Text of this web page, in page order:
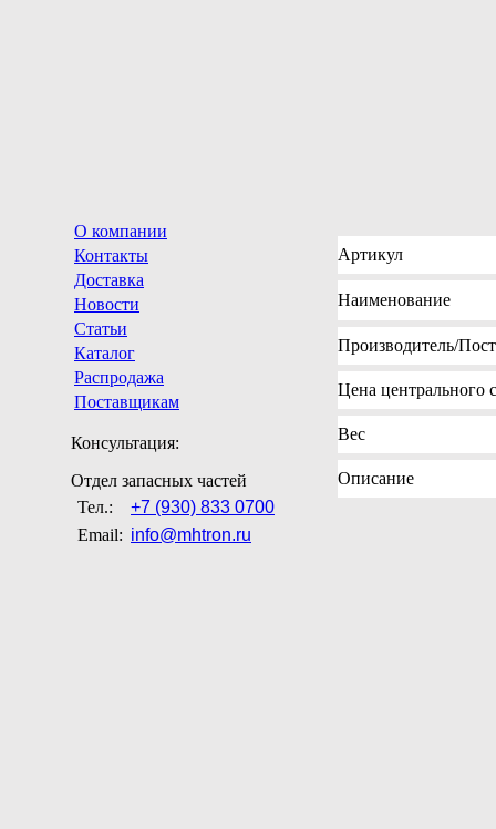
О компании
Контакты
Доставка
Новости
Статьи
Каталог
Распродажа
Поставщикам
Консультация:
Отдел запасных частей
Тел.:
+7 (930) 833 0700
Email: info@mhtron.ru
Артикул
Наименование
Производитель/
Цена центрального
Вес
Описание